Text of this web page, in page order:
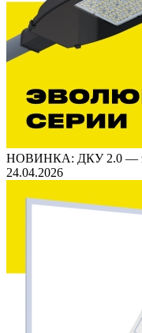
НОВИНКА: ДКУ 2.0 —
24.04.2026